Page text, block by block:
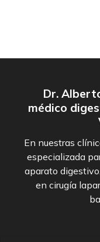
Dr.
médico
En nuestras
especializada
aparato
en cirugía